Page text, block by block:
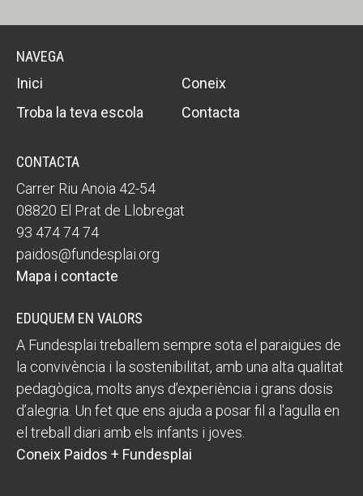
NAVEGA
Inici
Coneix
Troba la teva escola
Contacta
CONTACTA
Carrer Riu Anoia 42-54
08820 El Prat de Llobregat
93 474 74 74
paidos@fundesplai.org
Mapa i contacte
EDUQUEM EN VALORS
A Fundesplai treballem sempre sota el paraigües de
la convivència i la sostenibilitat, amb una alta qualitat
pedagògica, molts anys d’experiència i grans dosis
d’alegria. Un fet que ens ajuda a posar fil a l'agulla en
el treball diari amb els infants i joves.
Coneix Paidos + Fundesplai